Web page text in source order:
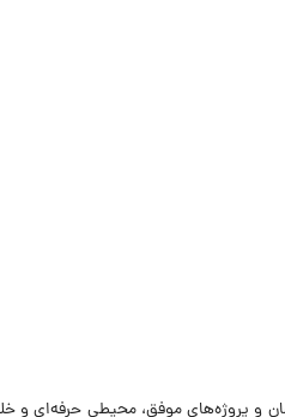
و پروژه‌های موفق، محیطی حرفه‌ای و